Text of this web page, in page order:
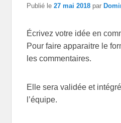
Publié le27 mai 2018 par
Écrivez votre idée en
Pour faire apparaitre le
les commentaires.
Elle sera validée et
l’équipe.